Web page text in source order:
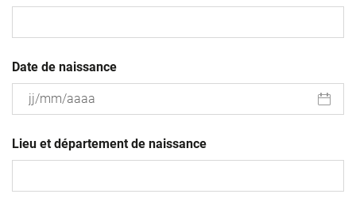
Date de naissance
slash
MM
Lieu et département de naissance